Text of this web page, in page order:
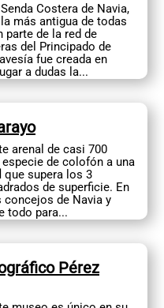
Costera de Navia,
más antigua de todas
parte de la red de
del Principado de
fue creada en
a dudas la...
arenal de casi 700
de colofón a una
que supera los 3
de superficie. En
de Navia y
todo para...
Pérez